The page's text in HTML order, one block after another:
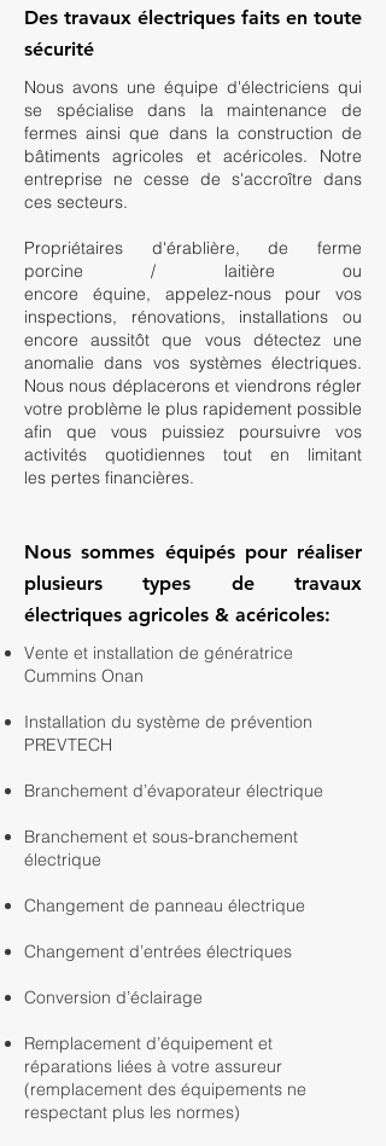
Des travaux électriques faits en toute
sécurité
Nous avons une équipe d'électriciens qui
se spécialise dans la maintenance de
fermes ainsi que dans la construction de
bâtiments agricoles et acéricoles. Notre
entreprise ne cesse de s'accroître dans
ces secteurs.
Propriétaires d'érablière, de ferme
porcine / laitière ou
encore équine, appelez-nous pour vos
inspections, rénovations, installations ou
encore aussitôt que vous détectez une
anomalie dans vos systèmes électriques.
Nous nous déplacerons et viendrons régler
votre problème le plus rapidement possible
afin que vous puissiez poursuivre vos
activités quotidiennes tout en limitant
les pertes financières.
Nous sommes équipés pour réaliser
plusieurs types de travaux
électriques agricoles & acéricoles:
Vente et installation de génératrice
Cummins Onan
Installation du système de prévention
PREVTECH
Branchement d’évaporateur électrique
Branchement et sous-branchement
électrique
Changement de panneau électrique
Changement d’entrées électriques
Conversion d’éclairage
Remplacement d’équipement et
réparations liées à votre assureur
(remplacement des équipements ne
respectant plus les normes)